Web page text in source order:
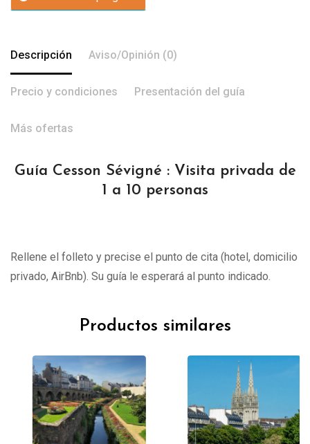
Descripción Aviso/Opinión (0)
Precio y condiciones Presentación del guía
Más ofertas
Guía Cesson Sévigné : Visita privada de
1 a 10 personas
Rellene el folleto y precise el punto de cita (hotel, domicilio
privado, AirBnb). Su guía le esperará al punto indicado.
Productos similares